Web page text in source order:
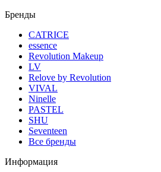
Бренды
CATRICE
essence
Revolution Makeup
LV
Relove by Revolution
VIVAL
Ninelle
PASTEL
SHU
Seventeen
Все бренды
Информация